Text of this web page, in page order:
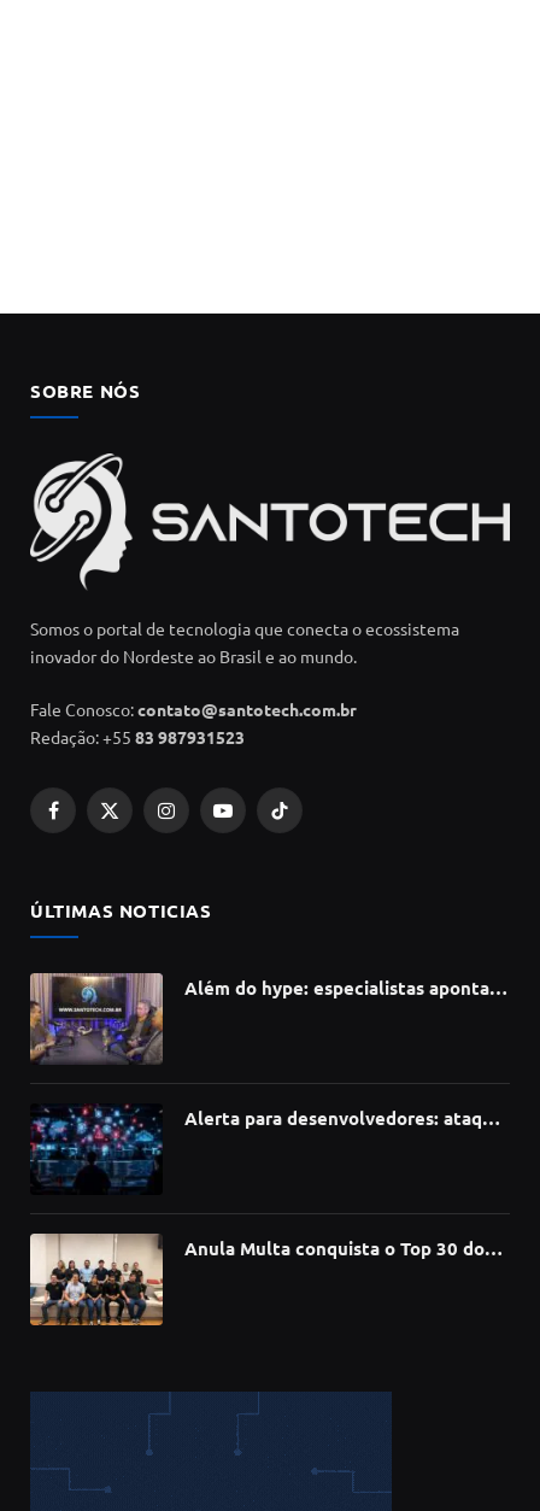
SOBRE NÓS
Somos o portal de tecnologia que conecta o ecossistema
inovador do Nordeste ao Brasil e ao mundo.
Fale Conosco:contato@santotech.com.br
Redação: +55 83 987931523
Facebook
X
InstagramYouTubeTikTok
ÚLTIMAS NOTICIAS
Além do hype: especialistas apontam
Alerta para desenvolvedores: ataque
Anula Multa conquista o Top 30 do